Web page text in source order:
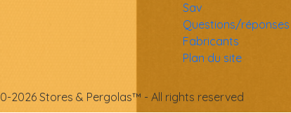
Sav
Questions/réponses
Fabricants
Plan du site
2026 Stores & Pergolas™ - All rights reserved